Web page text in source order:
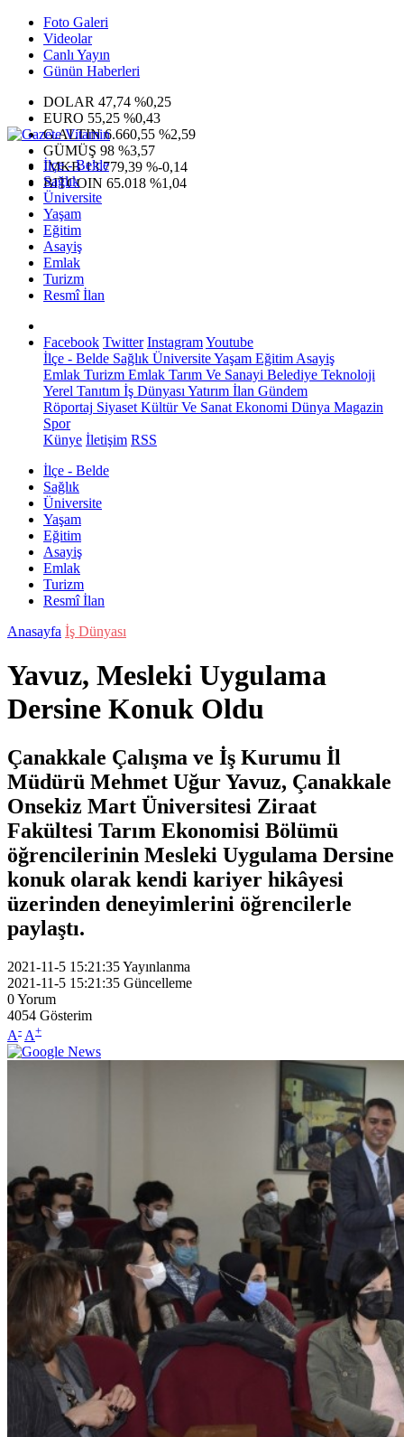
Foto Galeri
Videolar
Canlı Yayın
Günün Haberleri
DOLAR 47,74 %0,25
EURO 55,25 %0,43
G.ALTIN6.660,55 %2,59
GÜMÜŞ 98 %3,57
IMKB13.779,39 %-0,14
BITCOIN 65.018 %1,04
İlçe - Belde
Sağlık
Üniversite
Yaşam
Eğitim
Asayiş
Emlak
Turizm
Resmî İlan
Facebook Twitter InstagramYoutube
İlçe - Belde Sağlık ÜniversiteYaşam Eğitim Asayiş
Emlak Turizm Emlak Tarım Ve Sanayi Belediye Teknoloji
Yerel Tanıtım İş Dünyası Yatırım İlan Gündem
Röportaj Siyaset Kültür Ve Sanat Ekonomi Dünya Magazin
Spor
Künye İletişim RSS
İlçe - Belde
Sağlık
Üniversite
Yaşam
Eğitim
Asayiş
Emlak
Turizm
Resmî İlan
Anasayfa İş Dünyası
Yavuz, Mesleki Uygulama
Dersine Konuk Oldu
Çanakkale Çalışma ve İş Kurumu İl
Müdürü Mehmet Uğur Yavuz, Çanakkale
Onsekiz Mart Üniversitesi Ziraat
Fakültesi Tarım Ekonomisi Bölümü
öğrencilerinin Mesleki Uygulama Dersine
konuk olarak kendi kariyer hikâyesi
üzerinden deneyimlerini öğrencilerle
paylaştı.
2021-11-5 15:21:35Yayınlanma
2021-11-5 15:21:35 Güncelleme
0Yorum
4054 Gösterim
A- A+